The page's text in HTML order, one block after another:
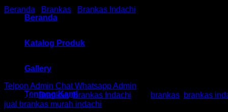
Beranda
Katalog Produk
Gallery
Tentang Kami
Beranda Brankas Brankas Indachi
Telpon Admin Chat Whatsapp Admin
Kategori:Brankas,Brankas Indachi brankas brankas
jual brankas murah indachi